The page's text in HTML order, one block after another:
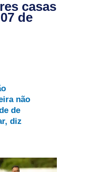
casas
de
não
de
diz